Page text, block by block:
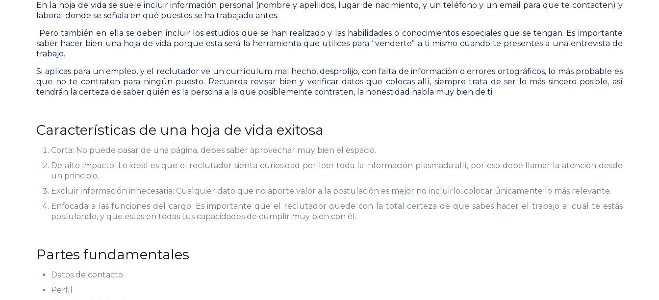
En la hoja de vida se suele incluir información personal (nombre y apellidos, lugar de nacimiento, y un teléfono y un email para que te contacten) y
laboral donde se señala en qué puestos se ha trabajado antes.
Pero también en ella se deben incluir los estudios que se han realizado y las habilidades o conocimientos especiales que se tengan. Es importante
saber hacer bien una hoja de vida porque esta será la herramienta que utilices para “venderte” a ti mismo cuandote presentes a una entrevista de
trabajo.
Si aplicas para un empleo, y el reclutador ve un currículum mal hecho, desprolijo, con falta de información o errores ortográficos, lo más probable es
que no te contraten para ningún puesto. Recuerda revisar bien y verificar datos que colocas allí, siempre trata de ser lo más sincero posible, así
tendrán la certeza de saber quién es la persona a la que posiblemente contraten, la honestidad habla muy bien de ti.
Características de una hoja de vida exitosa
Corta: No puede pasar de una página, debes saber aprovechar muy bien el espacio.
De alto impacto: Lo ideal es que el reclutador sienta curiosidad por leer toda la información plasmada allí, por eso debe llamar la atención desde
un principio.
Excluir información innecesaria: Cualquier dato que no aporte valor a la postulación es mejor no incluirlo, colocar únicamente lo más relevante.
Enfocada a las funciones del cargo: Es importante que el reclutador quede con la total certeza de que sabes hacer el trabajo al cual te estás
postulando, y que estás en todas tus capacidades de cumplir muy bien con él.
Partes fundamentales
Datos de contacto
Perfil